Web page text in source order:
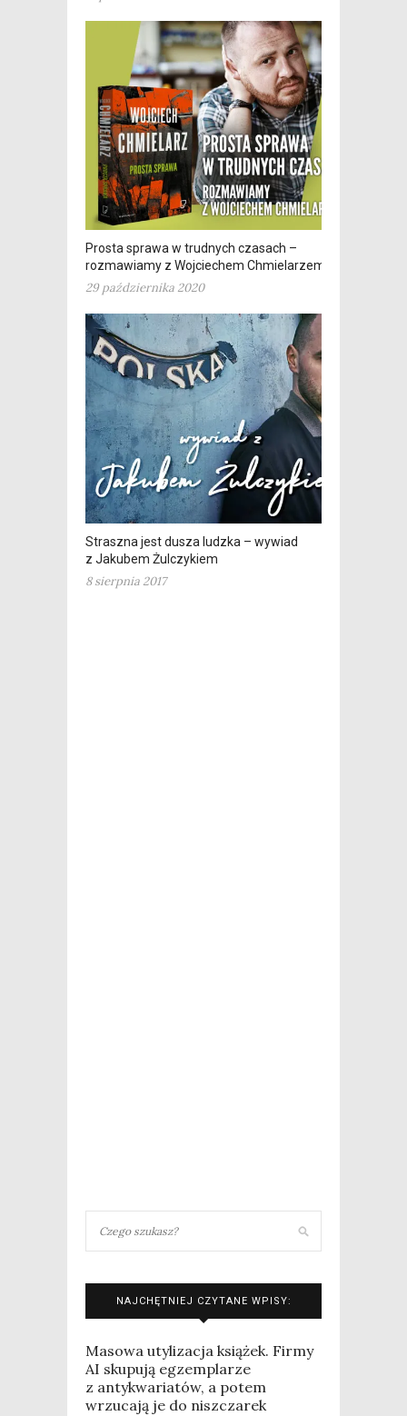
Prosta sprawa w trudnych czasach –
rozmawiamy z Wojciechem Chmielarzem
29 października 2020
Straszna jest dusza ludzka – wywiad
z Jakubem Żulczykiem
8 sierpnia 2017
NAJCHĘTNIEJ CZYTANE WPISY:
Masowa utylizacja książek. Firmy
AI skupują egzemplarze
z antykwariatów, a potem
wrzucają je do niszczarek